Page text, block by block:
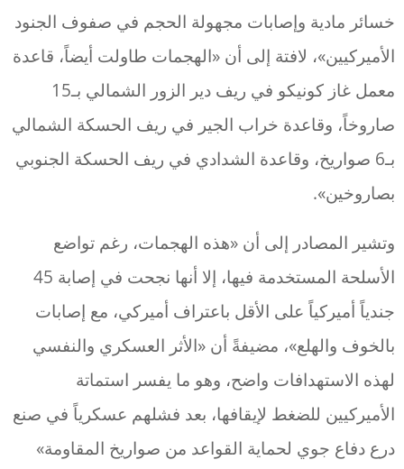
خسائر مادية وإصابات مجهولة الحجم في صفوف الجنود
الأميركيين»، لافتة إلى أن «الهجمات طاولت أيضاً، قاعدة
معمل غاز كونيكو في ريف دير الزور الشمالي بـ15
صاروخاً، وقاعدة خراب الجير في ريف الحسكة الشمالي
بـ6 صواريخ، وقاعدة الشدادي في ريف الحسكة الجنوبي
بصاروخين».
وتشير المصادر إلى أن «هذه الهجمات، رغم تواضع
الأسلحة المستخدمة فيها، إلا أنها نجحت في إصابة 45
جندياً أميركياً على الأقل باعتراف أميركي، مع إصابات
بالخوف والهلع»، مضيفةً أن «الأثر العسكري والنفسي
لهذه الاستهدافات واضح، وهو ما يفسر استماتة
الأميركيين للضغط لإيقافها، بعد فشلهم عسكرياً في صنع
درع دفاع جوي لحماية القواعد من صواريخ المقاومة»